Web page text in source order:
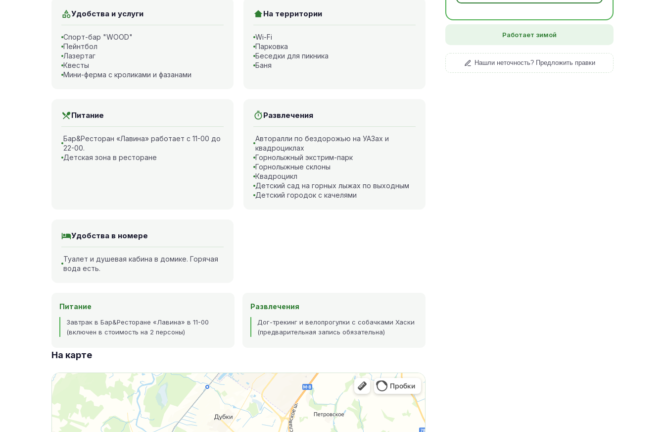
Удобства и услуги
Спорт-бар "WOOD"
Пейнтбол
Лазертаг
Квесты
Мини-ферма с кроликами и фазанами
На территории
Wi-Fi
Парковка
Беседки для пикника
Баня
Питание
Бар&Ресторан «Лавина» работает с 11-00 до
22-00.
Детская зона в ресторане
Развлечения
Авторалли по бездорожью на УАЗах и
квадроциклах
Горнолыжный экстрим-парк
Горнолыжные склоны
Квадроцикл
Детский сад на горных лыжах по выходным
Детский городок с качелями
Удобства в номере
Туалет и душевая кабина в домике. Горячая
вода есть.
Питание
Завтрак в Бар&Ресторане «Лавина» в 11-00
(включен в стоимость на 2 персоны)
Развлечения
Дог-трекинг и велопрогулки с собачками Хаски
(предварительная запись обязательна)
На карте
Работает зимой
Нашли неточность? Предложить правки